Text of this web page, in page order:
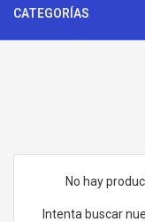
CATEGORÍAS
No hay
Intenta buscar